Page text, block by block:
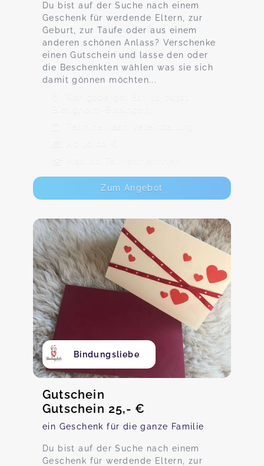
Du bist auf der Suche nach einem
Geschenk für werdende Eltern, zur
Geburt, zur Taufe oder aus einem
anderen schönen Anlass? Verschenke
einen Gutschein und lasse den oder
die Beschenkten wählen was sie sich
damit gönnen möchten...
Königsberger Str. 11, 74321
Bietigheim-Bissingen
Termine nach Vereinbarung
Ab 10,00 €
Max. 10 TeilnehmerInnen
Zum Angebot
Bindungsliebe
Gutschein
Gutschein 25,- €
ein Geschenk für die ganze Familie
Du bist auf der Suche nach einem
Geschenk für werdende Eltern, zur